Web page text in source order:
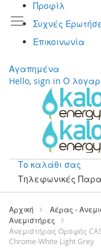
Προφίλ
Συχνές
Επικοινωνία
Αγαπημένα
Hello, sign in Ο
Το καλάθι σας
Τηλεφωνικές
Μετάβαση
περιεχόμενο
Αρχική Αέρας -
Ανεμιστήρες
Ανεμιστήρας Οροφής
Chrome-White Light Grey